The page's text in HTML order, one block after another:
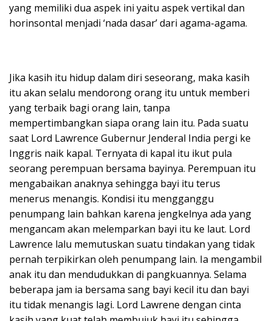
yang memiliki dua aspek ini yaitu aspek vertikal dan
horinsontal menjadi ‘nada dasar’ dari agama-agama.
Jika kasih itu hidup dalam diri seseorang, maka kasih
itu akan selalu mendorong orang itu untuk memberi
yang terbaik bagi orang lain, tanpa
mempertimbangkan siapa orang lain itu. Pada suatu
saat Lord Lawrence Gubernur Jenderal India pergi ke
Inggris naik kapal. Ternyata di kapal itu ikut pula
seorang perempuan bersama bayinya. Perempuan itu
mengabaikan anaknya sehingga bayi itu terus
menerus menangis. Kondisi itu mengganggu
penumpang lain bahkan karena jengkelnya ada yang
mengancam akan melemparkan bayi itu ke laut. Lord
Lawrence lalu memutuskan suatu tindakan yang tidak
pernah terpikirkan oleh penumpang lain. Ia mengambil
anak itu dan mendudukkan di pangkuannya. Selama
beberapa jam ia bersama sang bayi kecil itu dan bayi
itu tidak menangis lagi. Lord Lawrene dengan cinta